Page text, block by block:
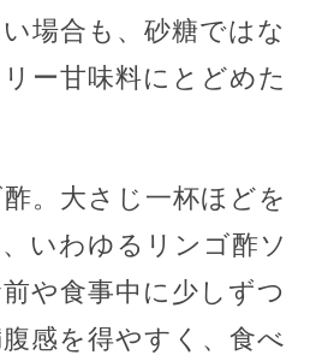
場合も、砂糖ではな
ー甘味料にとどめた
。大さじ一杯ほどを
いわゆるリンゴ酢ソ
や食事中に少しずつ
感を得やすく、食べ